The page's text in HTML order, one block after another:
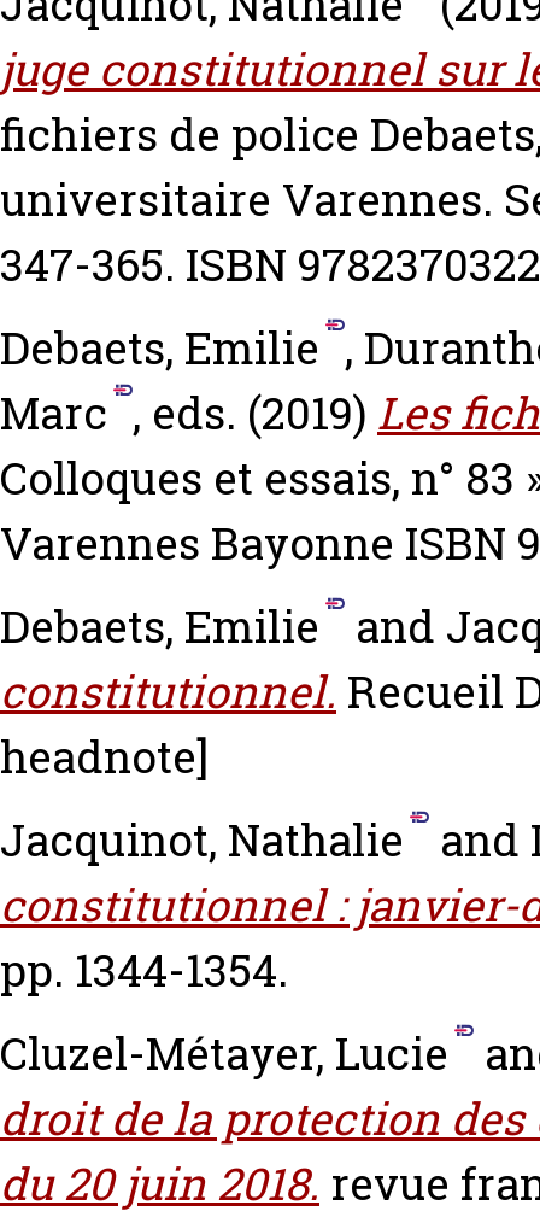
juge constitutionnel sur
fichiers de police
universitaire Varennes.
347-365. ISBN
Debaets, Emilie ,
Marc , eds. (2019) Les
Colloques et essais, n°
Varennes Bayonne ISBN
Debaets, Emilie
and
constitutionnel. Recueil
headnote]
Jacquinot, Nathalie
and
constitutionnel : janvier-
pp. 1344-1354.
Cluzel-Métayer, Lucie
droit de la protection
du 20 juin 2018. revue